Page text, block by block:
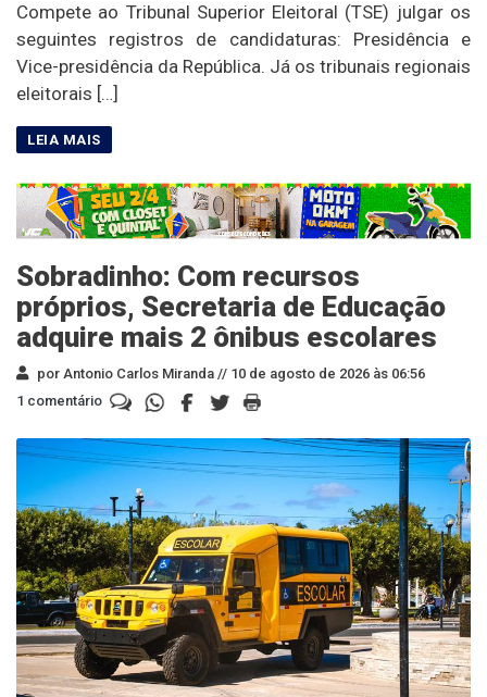
Compete ao Tribunal Superior Eleitoral (TSE) julgar os
seguintes registros de candidaturas: Presidência e
Vice-presidência da República. Já os tribunais regionais
eleitorais […]
Sobradinho: Com recursos
próprios, Secretaria de Educação
adquire mais 2 ônibus escolares
por Antonio Carlos Miranda // 10 de agosto de 2026 às 06:56
1 comentário